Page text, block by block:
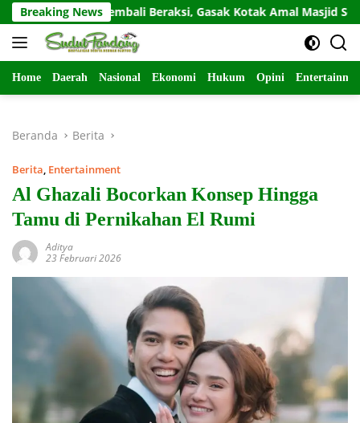
Langsung
ke
konten
Breaking News
Residivis Kembali Beraksi, Gasak Kotak Amal Masjid Sepi di
Home Daerah Nasional Ekonomi Hukum Opini
Beranda Berita
Berita, Entertainment
Al Ghazali Bocorkan Konsep Hingga
Tamu di Pernikahan El Rumi
Aditya
23 Februari 2026